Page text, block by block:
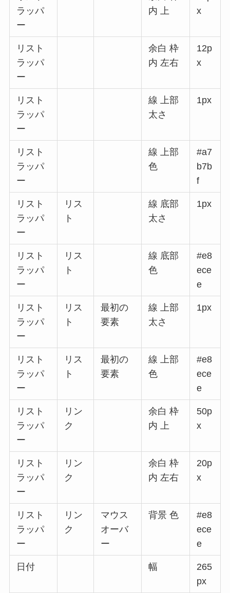
ラッパ
ー
内 上
x
リスト
ラッパ
ー
余白 枠
内 左右
12p
x
リスト
ラッパ
ー
線 上部
太さ
1px
リスト
ラッパ
ー
線 上部
色
#a7
b7b
f
リスト
ラッパ
ー
リス
ト
線 底部
太さ
1px
リスト
ラッパ
ー
リス
ト
線 底部
色
#e8
ece
e
リスト
ラッパ
ー
リス
ト
最初の
要素
線 上部
太さ
1px
リスト
ラッパ
ー
リス
ト
最初の
要素
線 上部
色
#e8
ece
e
リスト
ラッパ
ー
リン
ク
余白 枠
内 上
50p
x
リスト
ラッパ
ー
リン
ク
余白 枠
内 左右
20p
x
リスト
ラッパ
ー
リン
ク
マウス
オーバ
ー
背景 色
#e8
ece
e
日付 幅
265
px